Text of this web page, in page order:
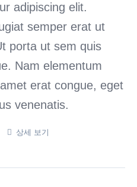
adipiscing elit.
semper erat ut
porta ut sem quis
Nam elementum
erat congue, eget
venenatis.
상세 보기